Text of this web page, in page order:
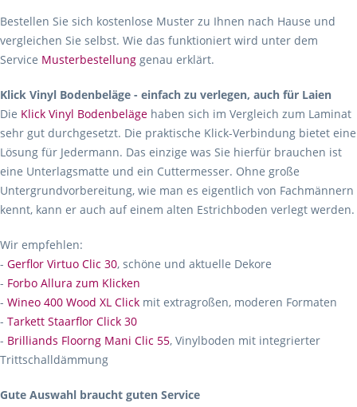
Bestellen Sie sich kostenlose Muster zu Ihnen nach Hause und
vergleichen Sie selbst. Wie das funktioniert wird unter dem
Service Musterbestellung genau erklärt.
Klick Vinyl Bodenbeläge - einfach zu verlegen, auch für Laien
Die Klick Vinyl Bodenbeläge haben sich im Vergleich zum Laminat
sehr gut durchgesetzt. Die praktische Klick-Verbindung bietet eine
Lösung für Jedermann. Das einzige was Sie hierfür brauchen ist
eine Unterlagsmatte und ein Cuttermesser. Ohne große
Untergrundvorbereitung, wie man es eigentlich von Fachmännern
kennt, kann er auch auf einem alten Estrichboden verlegt werden.
Wir empfehlen:
- Gerflor Virtuo Clic 30, schöne und aktuelle Dekore
- Forbo Allura zum Klicken
- Wineo 400 Wood XL Click mit extragroßen, moderen Formaten
- Tarkett Staarflor Click 30
- Brilliands Floorng Mani Clic 55, Vinylboden mit integrierter
Trittschalldämmung
Gute Auswahl braucht guten Service